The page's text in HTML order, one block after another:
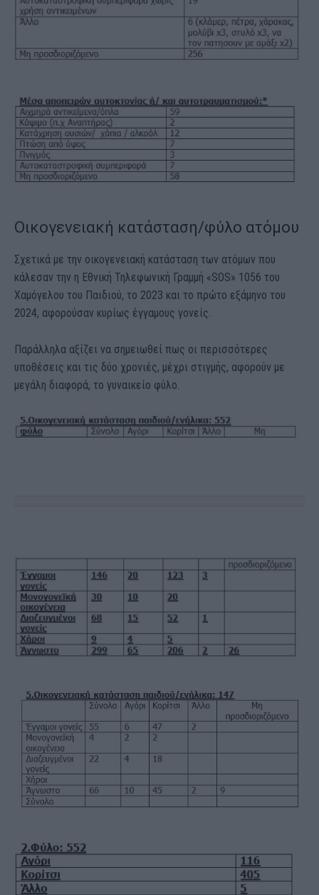
Οικογενειακή κατάσταση/φύλο ατόμου
Σχετικά με την οικογενειακή κατάσταση των ατόμων που
κάλεσαν την η Εθνική Τηλεφωνική Γραμμή «SOS» 1056 του
Χαμόγελου του Παιδιού, το 2023 και το πρώτο εξάμηνο του
2024, αφορούσαν κυρίως έγγαμους γονείς.
Παράλληλα αξίζει να σημειωθεί πως οι περισσότερες
υποθέσεις και τις δύο χρονιές, μέχρι στιγμής, αφορούν με
μεγάλη διαφορά, το γυναικείο φύλο.